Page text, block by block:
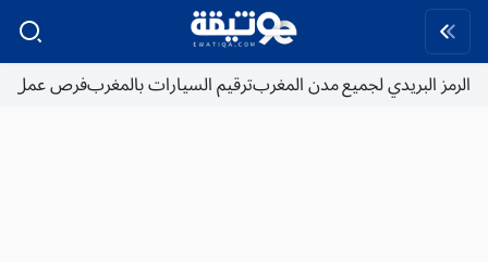
الرمز البريدي لجميع مدن المغربترقيم السيارات بالمغربفرص عمل